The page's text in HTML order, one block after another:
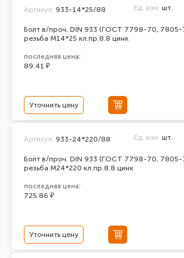
Болт в/проч. DIN 933 (ГОСТ 7798-70, 7805-
резьба М14*25 кл.пр.8.8 цинк
Артикул: 933-14*25/88 Ед. изм. шт.
последняя цена:
89.41 ₽
Уточнить цену
Болт в/проч. DIN 933 (ГОСТ 7798-70, 7805-
резьба М24*220 кл.пр.8.8 цинк
Артикул: 933-24*220/88 Ед. изм. шт.
последняя цена:
725.86 ₽
Уточнить цену